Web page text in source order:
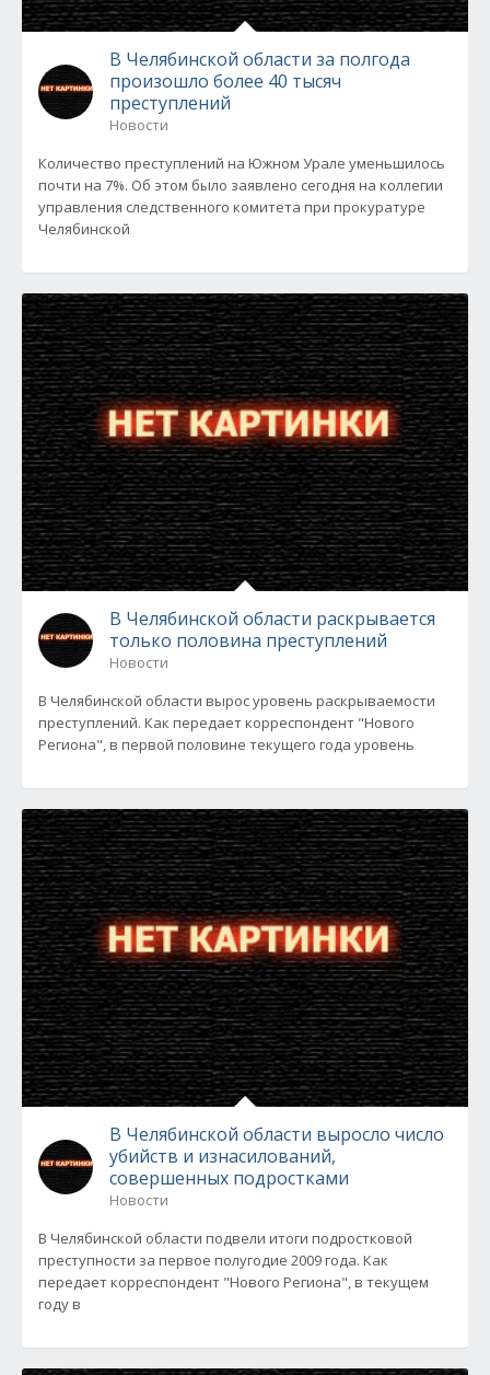
В Челябинской области за полгода
произошло более 40 тысяч
преступлений
Новости
Количество преступлений на Южном Урале уменьшилось
почти на 7%. Об этом было заявлено сегодня на коллегии
управления следственного комитета при прокуратуре
Челябинской
В Челябинской области раскрывается
только половина преступлений
Новости
В Челябинской области вырос уровень раскрываемости
преступлений. Как передает корреспондент "Нового
Региона", в первой половине текущего года уровень
В Челябинской области выросло число
убийств и изнасилований,
совершенных подростками
Новости
В Челябинской области подвели итоги подростковой
преступности за первое полугодие 2009 года. Как
передает корреспондент "Нового Региона", в текущем
году в